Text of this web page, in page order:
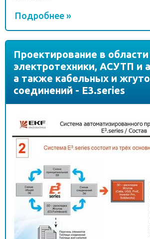
Подробнее »
Проектирование в области
электротехники, АСУТП и
а также кабельных и
соединений - E3.series